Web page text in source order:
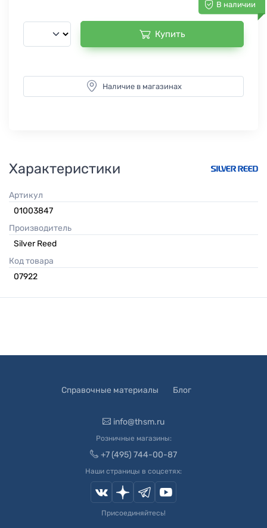
В наличии
Купить
Наличие в магазинах
Характеристики
Артикул
01003847
Производитель
Silver Reed
Код товара
07922
Справочные материалы Блог
info@thsm.ru
Розничные магазины:
+7 (495) 744-00-87
Наши страницы в соцсетях:
Присоединяйтесь!